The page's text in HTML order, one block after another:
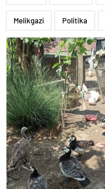
Melikgazi Politika